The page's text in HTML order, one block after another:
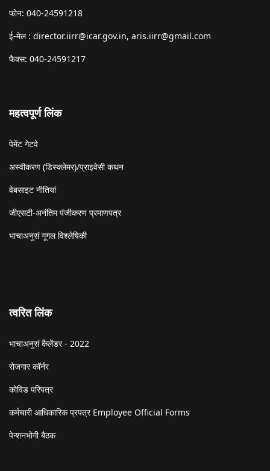
फोन: 040-24591218
ई-मेल : director.iirr@icar.gov.in, aris.iirr@gmail.com
फैक्स: 040-24591217
महत्वपूर्ण लिंक
पेमेंट गेटवे
अस्वीकरण (डिस्क्लेमर)/प्राइवेसी कथन
वेबसाइट नीतियां
जीएसटी-अनंतिम पंजीकरण प्रमाणपत्र
भाचाअनुसं गूगल विश्लेषिकी
त्वरित लिंक
भाचाअनुसं कैलेंडर - 2022
रोजगार कॉर्नर
कोविड परिपत्र
कर्मचारी आधिकारिक प्रपत्र Employee Official Forms
पेन्शनभोगी बैठक